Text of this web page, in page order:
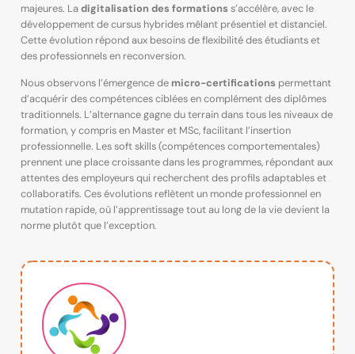
majeures. Ladigitalisation des formations s’accélère, avec le
développement de cursus hybrides mêlant présentiel et distanciel.
Cette évolution répond aux besoins de flexibilité des étudiants et
des professionnels en reconversion.
Nous observons l’émergence de micro-certifications permettant
d’acquérir des compétences ciblées en complément des diplômes
traditionnels. L’alternance gagne du terrain dans tous les niveaux de
formation, y compris en Master et MSc, facilitant l’insertion
professionnelle. Les soft skills (compétences comportementales)
prennent une place croissante dans les programmes, répondant aux
attentes des employeurs qui recherchent des profils adaptables et
collaboratifs. Ces évolutions reflètent un monde professionnel en
mutation rapide, où l’apprentissage tout au long de la vie devient la
norme plutôt que l’exception.